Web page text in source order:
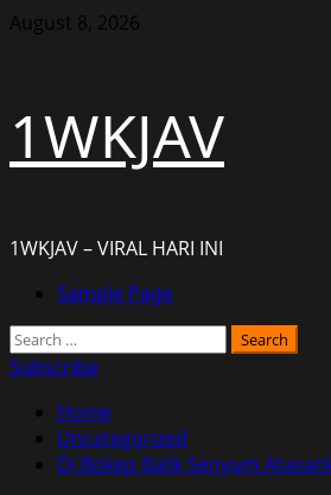
Skip
August 8, 2026
1WKJAV
1WKJAV – VIRAL HARI INI
PrimarySample Page
Search
for:
Subscribe
Home
Uncategorized
Di Bokep Balik Senyum